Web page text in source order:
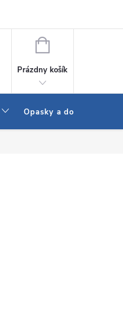
NÁKUPNÝ
Prázdny košík
Opasky a doplnky